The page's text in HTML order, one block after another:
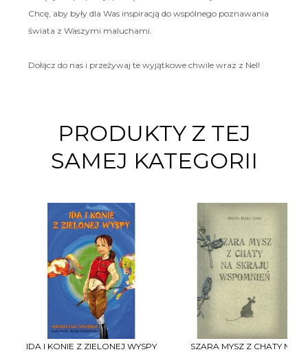
Chcę, aby były dla Was inspiracją do wspólnego poznawania
świata z Waszymi maluchami.
Dołącz do nas i przeżywaj te wyjątkowe chwile wraz z Nel!
PRODUKTY Z TEJ
SAMEJ KATEGORII
IDA I KONIE Z ZIELONEJ WYSPY
SZARA MYSZ Z CHATY NA